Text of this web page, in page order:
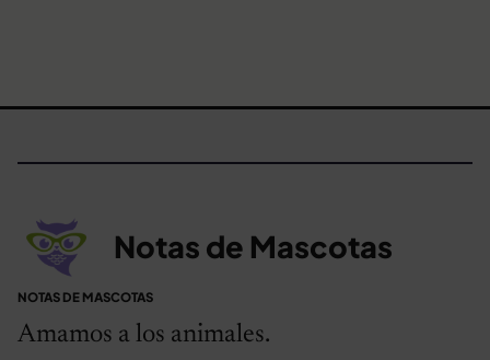
Notas de Mascotas
NOTAS DE MASCOTAS
Amamos a los animales.